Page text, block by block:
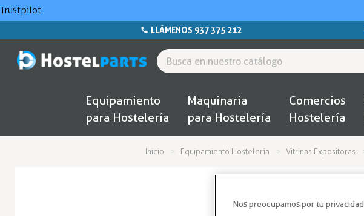
Trustpilot
LLÁMENOS 937 375 212
Equipamiento
para Hostelería
Maquinaria
para Hostelería
Comercios
Hostelería
Inicio Equipamiento Hostelería Vitrinas Expositoras
Nos preocupamos por tu privacidad